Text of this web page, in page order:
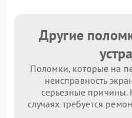
Другие
Поломки, которые на
неисправность
серьезные
случаях требуется